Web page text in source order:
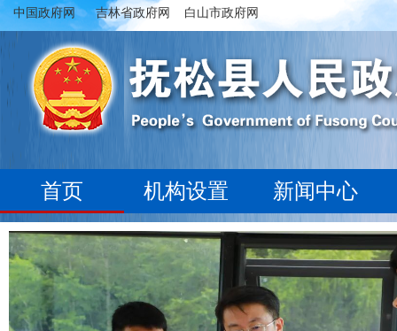
中国政府网 吉林省政府网 白山市政府网
首页 机构设置 新闻中心